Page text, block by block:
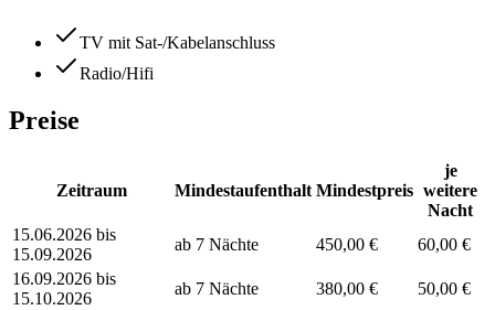
TV mit Sat-/Kabelanschluss
Radio/Hifi
Preise
Zeitraum Mindestaufenthalt Mindestpreis
je
weitere
Nacht
15.06.2026 bis
15.09.2026
ab 7 Nächte 450,00 €
60,00 €
16.09.2026 bis
15.10.2026
ab 7 Nächte 380,00 €
50,00 €